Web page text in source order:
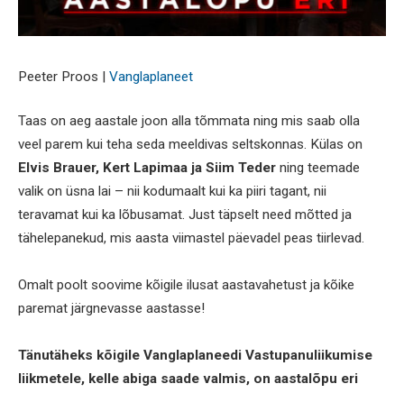
Peeter Proos | Vanglaplaneet
Taas on aeg aastale joon alla tõmmata ning mis saab olla
veel parem kui teha seda meeldivas seltskonnas. Külas on
Elvis Brauer, Kert Lapimaa ja Siim Teder ning teemade
valik on üsna lai – nii kodumaalt kui ka piiri tagant, nii
teravamat kui ka lõbusamat. Just täpselt need mõtted ja
tähelepanekud, mis aasta viimastel päevadel peas tiirlevad.
Omalt poolt soovime kõigile ilusat aastavahetust ja kõike
paremat järgnevasse aastasse!
Tänutäheks kõigile Vanglaplaneedi Vastupanuliikumise
liikmetele, kelle abiga saade valmis, on aastalõpu eri